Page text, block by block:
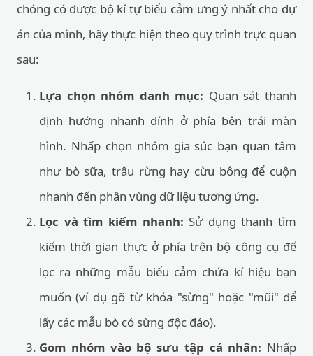
chóng có được bộ kí tự biểu cảm ưng ý nhất cho dự
án của mình, hãy thực hiện theo quy trình trực quan
sau:
Lựa chọn nhóm danh mục: Quan sát thanh
định hướng nhanh dính ở phía bên trái màn
hình. Nhấp chọn nhóm gia súc bạn quan tâm
như bò sữa, trâu rừng hay cừu bông để cuộn
nhanh đến phân vùng dữ liệu tương ứng.
Lọc và tìm kiếm nhanh: Sử dụng thanh tìm
kiếm thời gian thực ở phía trên bộ công cụ để
lọc ra những mẫu biểu cảm chứa kí hiệu bạn
muốn (ví dụ gõ từ khóa "sừng" hoặc "mũi" để
lấy các mẫu bò có sừng độc đáo).
Gom nhóm vào bộ sưu tập cá nhân: Nhấp